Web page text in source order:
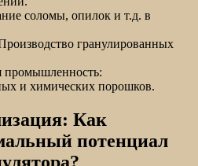
соломы, опилок и т.д. в
гранулированных
промышленность:
и химических порошков.
Как
потенциал